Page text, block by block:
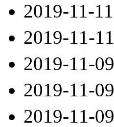
2019-11-11
2019-11-11
2019-11-09
2019-11-09
2019-11-09